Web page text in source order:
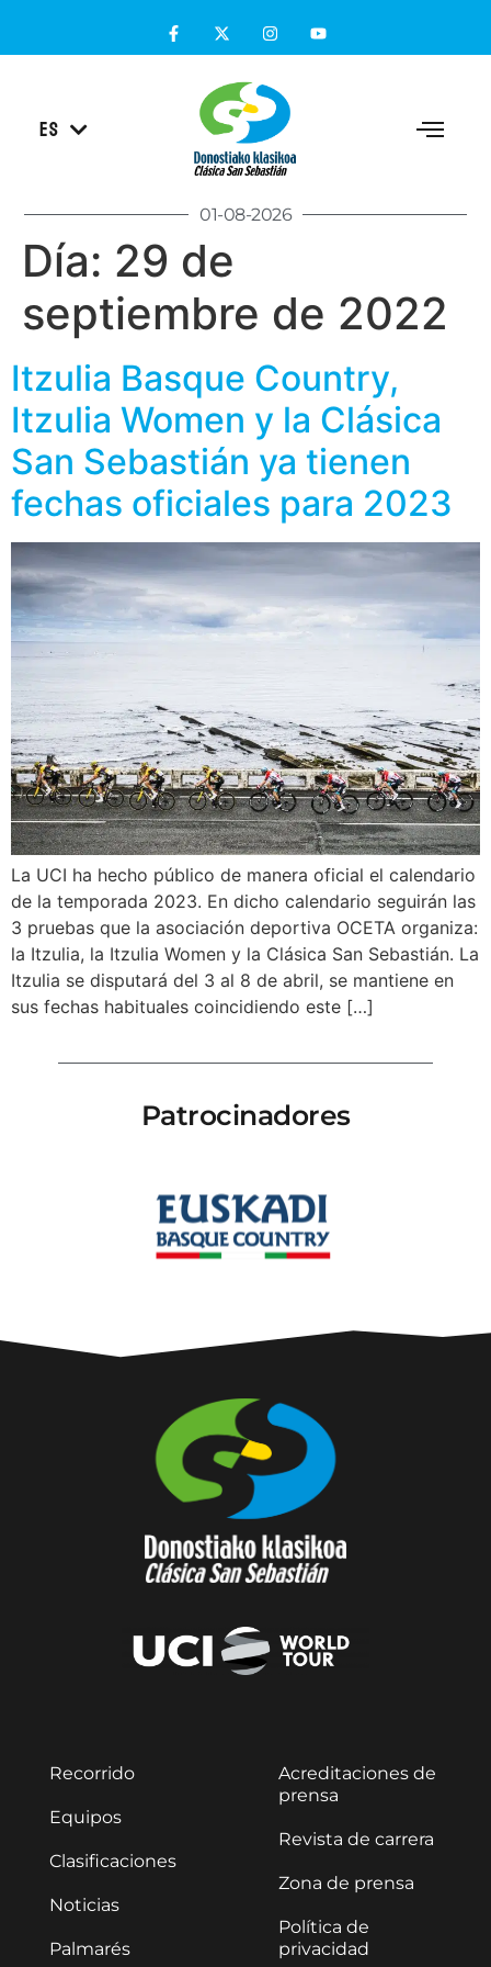
ES
EN
01-08-2026
Día: 29 de
septiembre de 2022
Itzulia Basque Country,
Itzulia Women y la Clásica
San Sebastián ya tienen
fechas oficiales para 2023
La UCI ha hecho público de manera oficial el calendario
de la temporada 2023. En dicho calendario seguirán las
3 pruebas que la asociación deportiva OCETA organiza:
la Itzulia, la Itzulia Women y la Clásica San Sebastián. La
Itzulia se disputará del 3 al 8 de abril, se mantiene en
sus fechas habituales coincidiendo este […]
Patrocinadores
Recorrido
Equipos
Clasificaciones
Noticias
Palmarés
Acreditaciones de
prensa
Revista de carrera
Zona de prensa
Política de
privacidad